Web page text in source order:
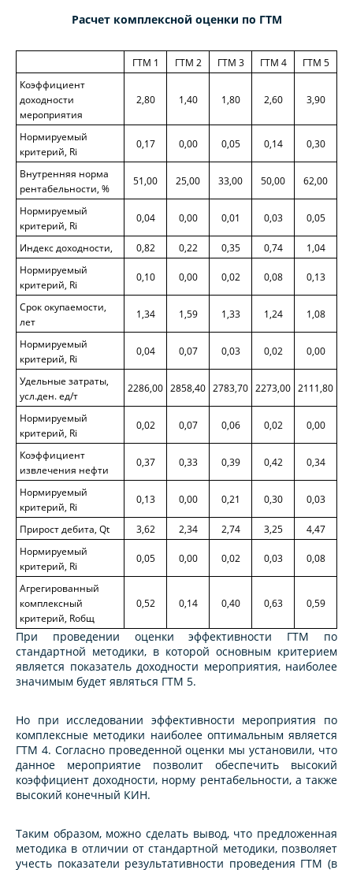
Расчет комплексной оценки по ГТМ
ГТМ 1 ГТМ 2 ГТМ 3 ГТМ 4
ГТМ 5
Коэффициент
доходности
мероприятия
2,80 1,40 1,80 2,60 3,90
Нормируемый
критерий, Ri
0,17 0,00 0,05 0,14 0,30
Внутренняя норма
рентабельности, %
51,00 25,00 33,00 50,00 62,00
Нормируемый
критерий, Ri
0,04 0,00 0,01 0,03 0,05
Индекс доходности, 0,82 0,22 0,35 0,74
1,04
Нормируемый
критерий, Ri
0,10 0,00 0,02 0,08 0,13
Срок окупаемости,
лет
1,34 1,59 1,33 1,24 1,08
Нормируемый
критерий, Ri
0,04 0,07 0,03 0,02 0,00
Удельные затраты,
усл.ден. ед/т
2286,00 2858,40 2783,70 2273,00 2111,80
Нормируемый
критерий, Ri
0,02 0,07 0,06 0,02 0,00
Коэффициент
извлечения нефти
0,37 0,33 0,39 0,42 0,34
Нормируемый
критерий, Ri
0,13 0,00 0,21 0,30 0,03
Прирост дебита, Qt 3,62 2,34 2,74 3,25
4,47
Нормируемый
критерий, Ri
0,05 0,00 0,02 0,03 0,08
Агрегированный
комплексный
критерий, Rобщ
0,52 0,14 0,40 0,63 0,59
При проведении оценки эффективности ГТМ по
стандартной методики, в которой основным критерием
является показатель доходности мероприятия, наиболее
значимым будет являться ГТМ 5.
Но при исследовании эффективности мероприятия по
комплексные методики наиболее оптимальным является
ГТМ 4. Согласно проведенной оценки мы установили, что
данное мероприятие позволит обеспечить высокий
коэффициент доходности, норму рентабельности, а также
высокий конечный КИН.
Таким образом, можно сделать вывод, что предложенная
методика в отличии от стандартной методики, позволяет
учесть показатели результативности проведения ГТМ (в